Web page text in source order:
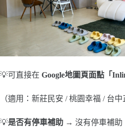
💡可直接在 Google地圖頁面點「
（適用：新莊民安 / 桃園幸福 / 台中
💡是否有停車補助 → 沒有停車補助